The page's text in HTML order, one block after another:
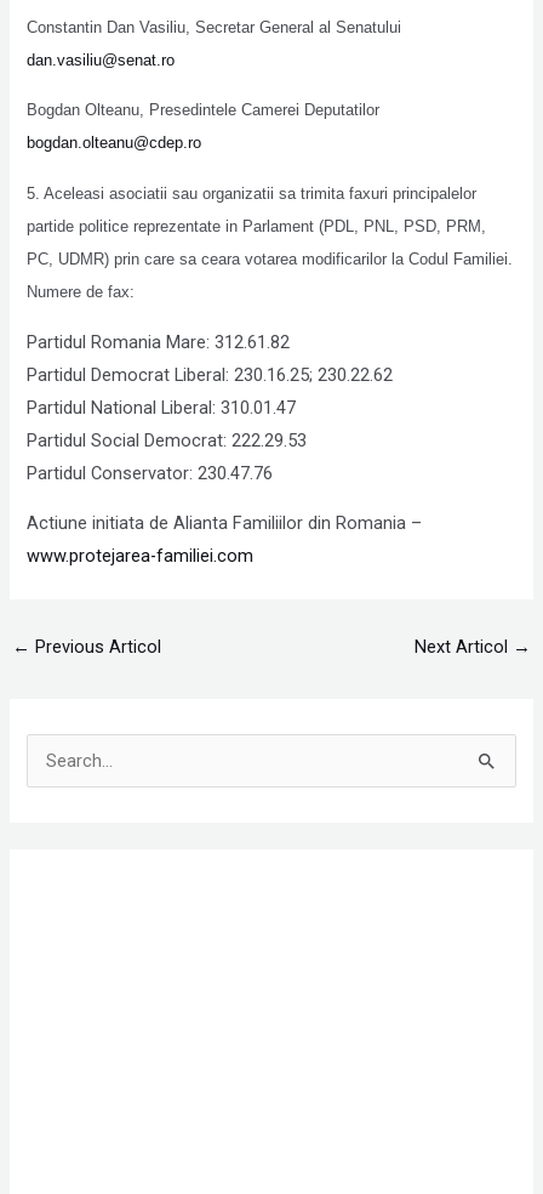
Constantin Dan Vasiliu, Secretar General al Senatului
dan.vasiliu@senat.ro
Bogdan Olteanu, Presedintele Camerei Deputatilor
bogdan.olteanu@cdep.ro
5. Aceleasi asociatii sau organizatii sa trimita faxuri principalelor
partide politice reprezentate in Parlament (PDL, PNL, PSD, PRM,
PC, UDMR) prin care sa ceara votarea modificarilor la Codul Familiei.
Numere de fax:
Partidul Romania Mare: 312.61.82
Partidul Democrat Liberal: 230.16.25; 230.22.62
Partidul National Liberal: 310.01.47
Partidul Social Democrat: 222.29.53
Partidul Conservator: 230.47.76
Actiune initiata de Alianta Familiilor din Romania –
www.protejarea-familiei.com
← Previous Articol Next Articol →